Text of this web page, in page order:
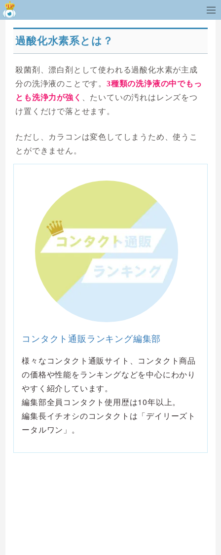
過酸化水素系とは？
殺菌剤、漂白剤として使われる過酸化水素が主成
分の洗浄液のことです。 3種類の洗浄液の中でもっ
とも洗浄力が強く 、たいていの汚れはレンズをつ
け置くだけで落とせます。
ただし、カラコンは変色してしまうため、使うこ
とができません。
コンタクト通販ランキング編集部
様々なコンタクト通販サイト、コンタクト商品
の価格や性能をランキングなどを中心にわかり
やすく紹介しています。
編集部全員コンタクト使用歴は10年以上。
編集長イチオシのコンタクトは「デイリーズト
ータルワン」。